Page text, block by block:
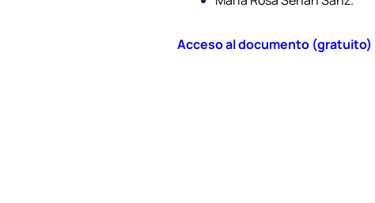
Acceso al documento (gratuito)